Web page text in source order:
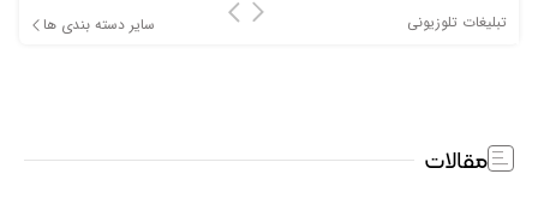
تبلیغات تلوزیونی
سایر دسته بندی ها
مقالات